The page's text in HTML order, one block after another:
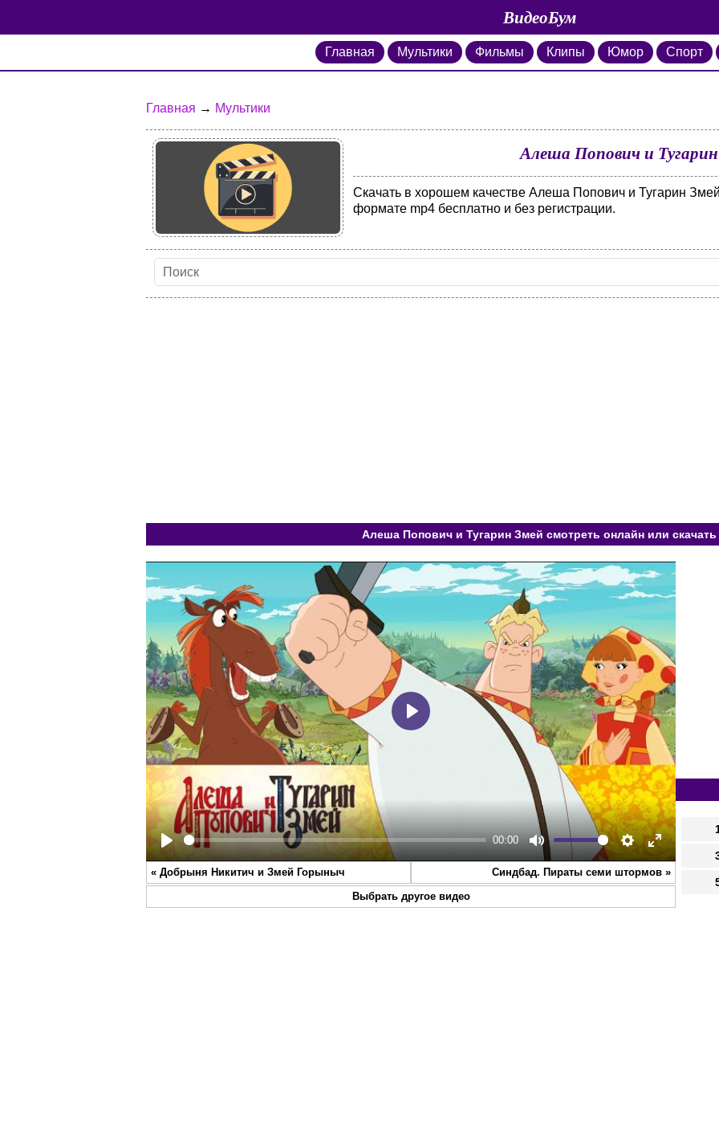
ВидеоБум
Главная Мультики Фильмы Клипы Юмор Спорт
Главная → Мультики
Алеша Попович и
Скачать в хорошем качестве Алеша Попович и Тугарин
формате mp4 бесплатно и без регистрации.
Алеша Попович и Тугарин Змей смотреть онлайн или скачать
Play
00:00
Mute Settings
Enter
fullscreen
Play
« Добрыня Никитич и Змей Горыныч Синдбад. Пираты семи штормов »
Выбрать другое видео